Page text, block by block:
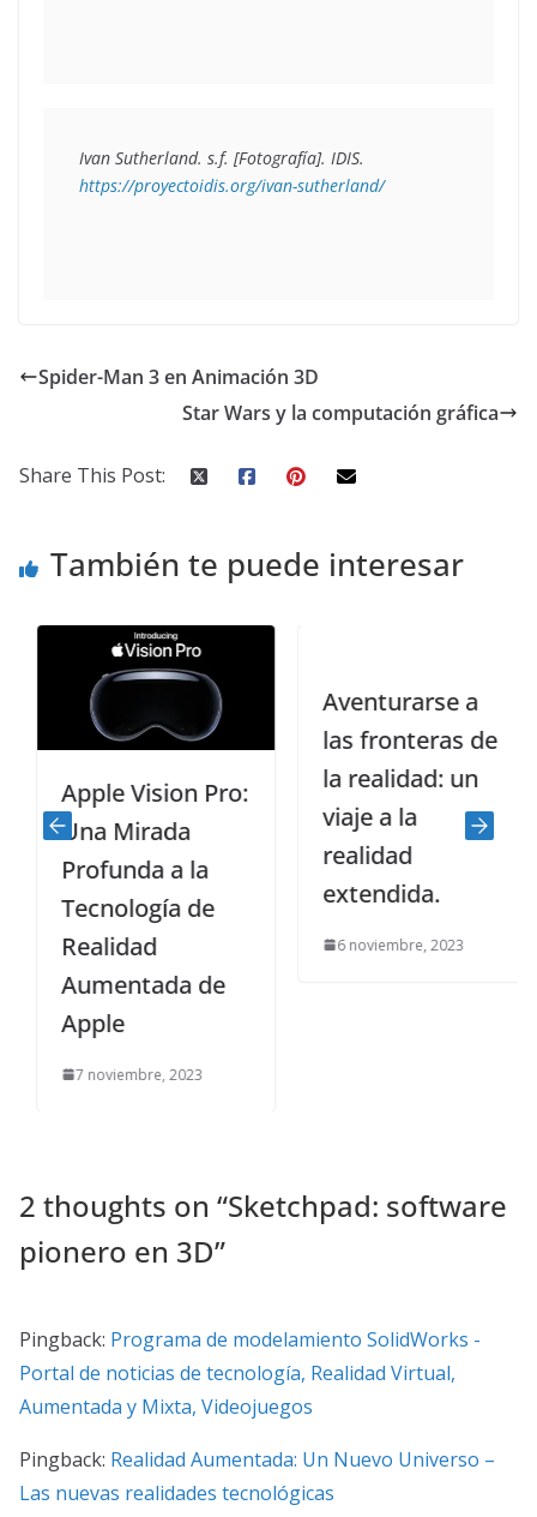
https://proyectoidis.org/ivan-sutherland/
Spider-Man 3 en Animación 3D
Star Wars y la computación gráfica
Share This Post:
También te puede interesar
Apple Vision Pro:
Una Mirada
Profunda a la
Tecnología de
Realidad
Aumentada de
Apple
7 noviembre, 2023
Aventurarse a
las fronteras de
la realidad: un
viaje a la
realidad
extendida.
6 noviembre, 2023
2 thoughts on “Sketchpad: software
pionero en 3D”
Pingback: Programa de modelamiento SolidWorks -
Portal de noticias de tecnología, Realidad Virtual,
Aumentada y Mixta, Videojuegos
Pingback: Realidad Aumentada: Un Nuevo Universo –
Las nuevas realidades tecnológicas